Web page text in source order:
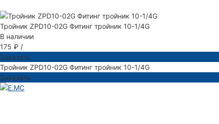
Тройник ZPD10-02G Фитинг тройник 10-1/4G
В наличии
175 ₽ /
Заказать
Тройник ZPD10-02G Фитинг тройник 10-1/4G
Заказать